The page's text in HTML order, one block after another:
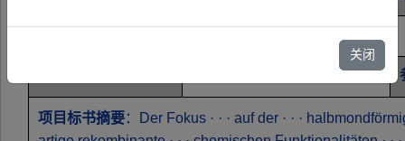
项目标书摘要：Der Fokus · · · auf der · · ·
关闭